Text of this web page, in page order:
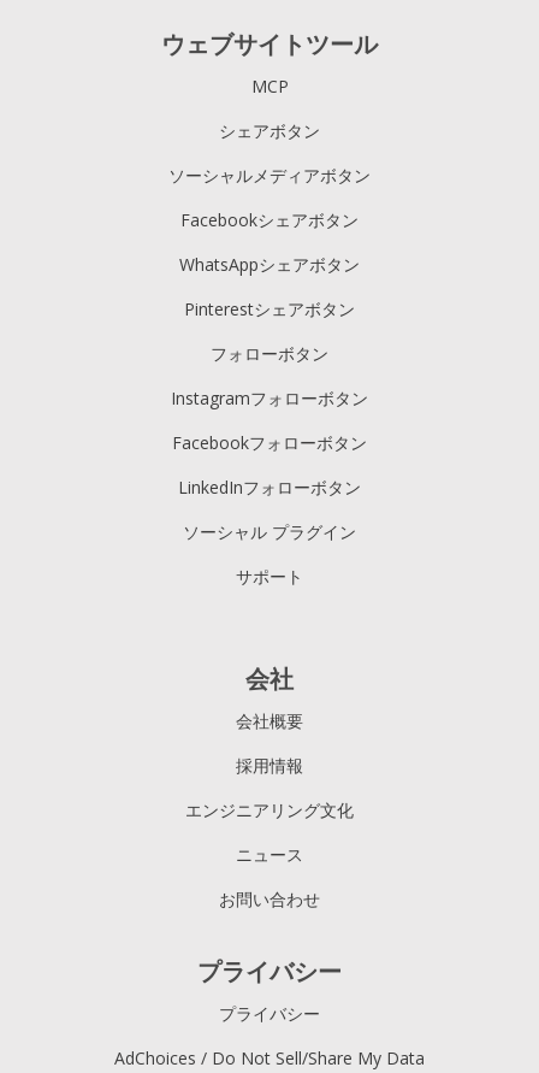
ウェブサイトツール
MCP
シェアボタン
ソーシャルメディアボタン
Facebookシェアボタン
WhatsAppシェアボタン
Pinterestシェアボタン
フォローボタン
Instagramフォローボタン
Facebookフォローボタン
LinkedInフォローボタン
ソーシャル プラグイン
サポート
会社
会社概要
採用情報
エンジニアリング文化
ニュース
お問い合わせ
プライバシー
プライバシー
AdChoices / Do Not Sell/Share My Data